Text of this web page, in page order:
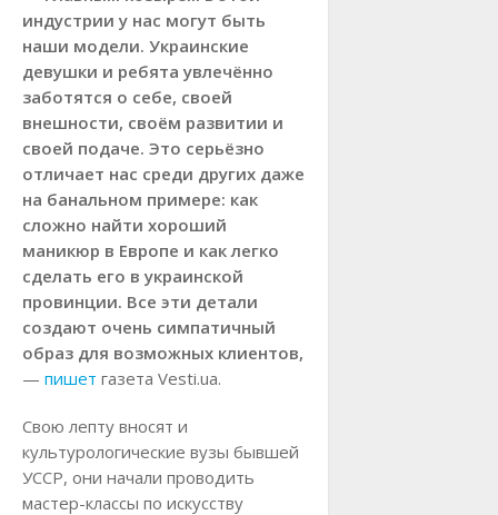
индустрии у нас могут быть
наши модели. Украинские
девушки и ребята увлечённо
заботятся о себе, своей
внешности, своём развитии и
своей подаче. Это серьёзно
отличает нас среди других даже
на банальном примере: как
сложно найти хороший
маникюр в Европе и как легко
сделать его в украинской
провинции. Все эти детали
создают очень симпатичный
образ для возможных клиентов,
— пишет газета Vesti.ua.
Свою лепту вносят и
культурологические вузы бывшей
УССР, они начали проводить
мастер-классы по искусству